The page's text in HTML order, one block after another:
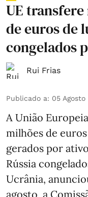
UE
de euros de
congelados
Rui Frias
Publicado a: 05 Agosto
A União
milhões de
gerados por
Rússia
Ucrânia,
agosto, a